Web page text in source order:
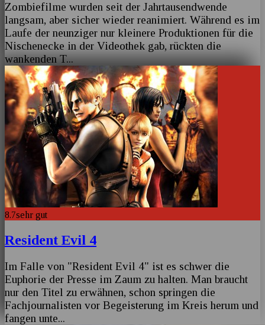
Zombiefilme wurden seit der Jahrtausendwende
langsam, aber sicher wieder reanimiert. Während es im
Laufe der neunziger nur kleinere Produktionen für die
Nischenecke in der Videothek gab, rückten die
wankenden T...
8.7sehr gut
Resident Evil 4
Im Falle von "Resident Evil 4" ist es schwer die
Euphorie der Presse im Zaum zu halten. Man braucht
nur den Titel zu erwähnen, schon springen die
Fachjournalisten vor Begeisterung im Kreis herum und
fangen unte...